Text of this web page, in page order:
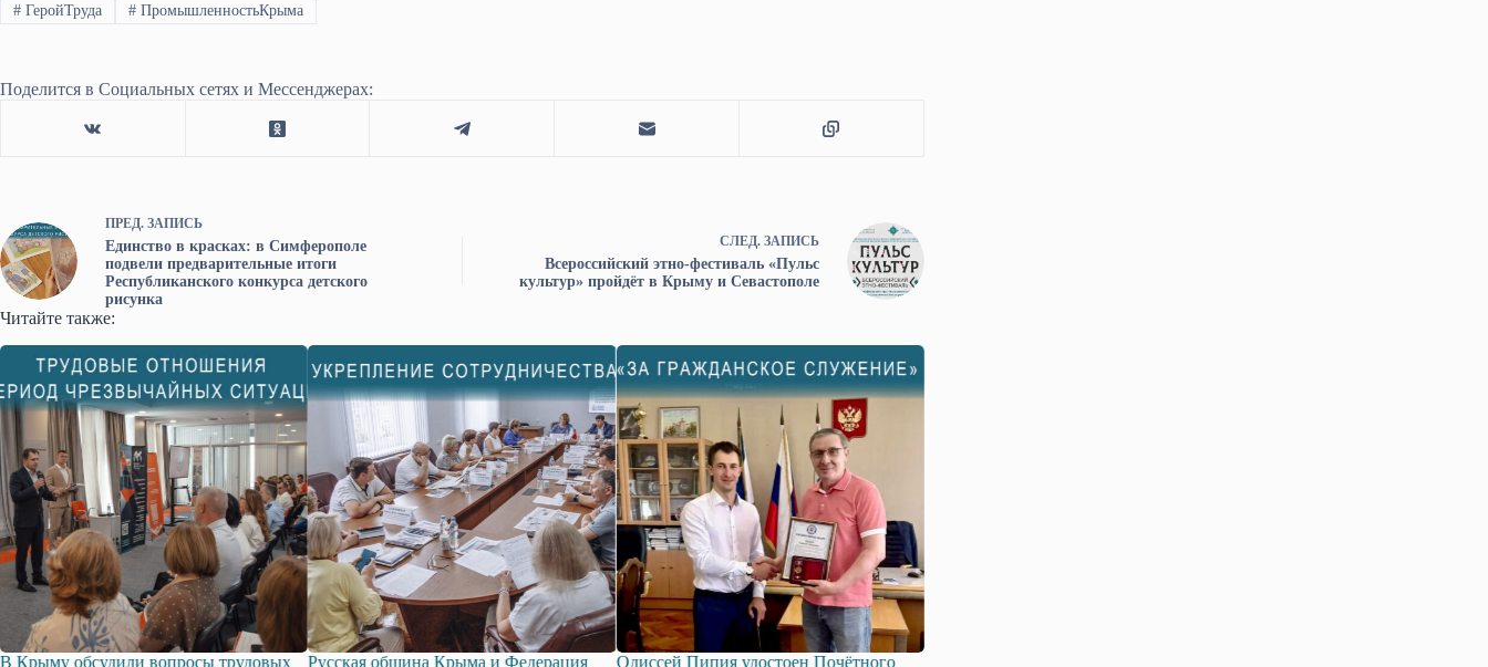
#ГеройТруда #ПромышленностьКрыма
Поделится в Социальных сетях и Мессенджерах:
ПРЕД. ЗАПИСЬ
Единство в красках: в Симферополе
подвели предварительные итоги
Республиканского конкурса детского
рисунка
СЛЕД. ЗАПИСЬ
Всероссийский этно-фестиваль «Пульс
культур» пройдёт в Крыму и Севастополе
Читайте также:
Русская община Крыма и Федерация Одиссей Пипия удостоен Почётного Госдума приняла в первом чтении